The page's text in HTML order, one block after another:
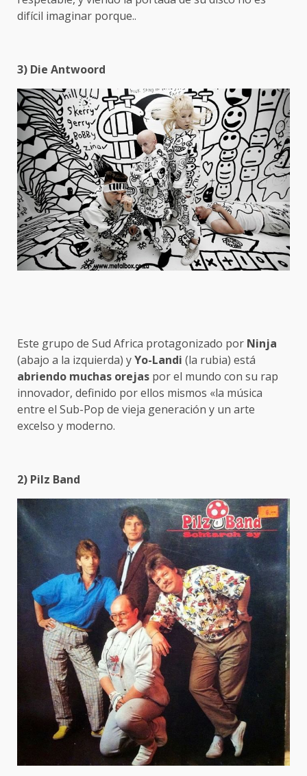
difícil imaginar porque..
3) Die Antwoord
Este grupo de Sud Africa protagonizado por Ninja
(abajo a la izquierda) yYo-Landi (la rubia) está
abriendo muchas orejas por el mundo con su rap
innovador, definido por ellos mismos «la música
entre el Sub-Pop de vieja generación y un arte
excelso y moderno.
2) Pilz Band